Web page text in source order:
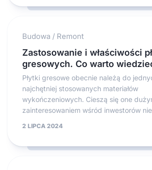
Budowa / Remont
Zastosowanie i właściwości
gresowych. Co warto
Płytki gresowe obecnie należą do
najchętniej stosowanych materiałów
wykończeniowych. Cieszą się one
zainteresowaniem wśród inwestorów
2 LIPCA 2024